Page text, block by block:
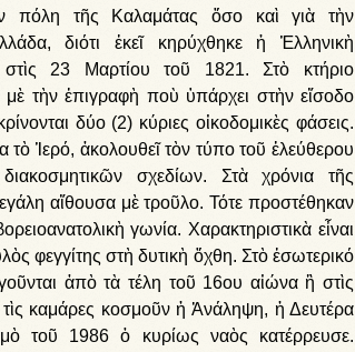
πόλη τῆς Καλαμάτας ὅσο καὶ γιὰ τὴν
διότι ἐκεῖ κηρύχθηκε ἡ Ἑλληνικὴ
στὶς 23 Μαρτίου τοῦ 1821. Στὸ κτήριο
τὴν ἐπιγραφὴ ποὺ ὑπάρχει στὴν εἴσοδο
δύο (2) κύριες οἰκοδομικὲς φάσεις.
Ἱερό, ἀκολουθεῖ τὸν τύπο τοῦ ἐλεύθερου
σχεδίων. Στὰ χρόνια τῆς
αἴθουσα μὲ τροῦλο. Τότε προστέθηκαν
γωνία. Χαρακτηριστικὰ εἶναι
φεγγίτης στὴ δυτικὴ ὄχθη. Στὸ ἐσωτερικό
ἀπὸ τὰ τέλη τοῦ 16ου αἰώνα ἢ στὶς
καμάρες κοσμοῦν ἡ Ἀνάληψη, ἡ Δευτέρα
τοῦ 1986 ὁ κυρίως ναὸς κατέρρευσε.